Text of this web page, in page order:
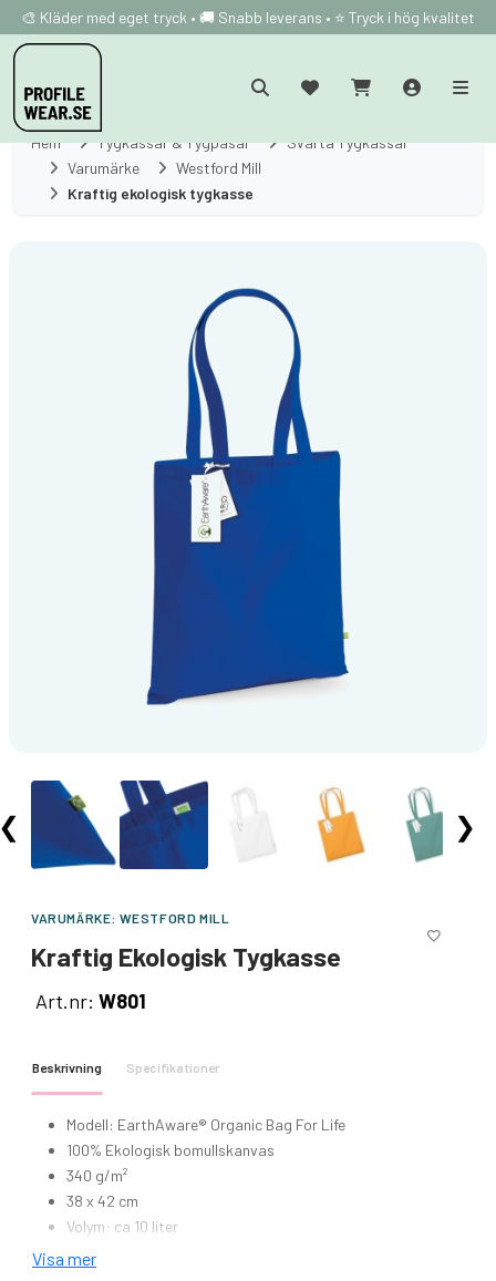
🎨 Kläder med eget tryck • 🚚 Snabb leverans • ⭐ Tryck i hög kvalitet
Hem Tygkassar & Tygpåsar
Svarta Tygkassar
Varumärke
Westford Mill
Kraftig ekologisk tygkasse
❯
VARUMÄRKE: WESTFORD MILL
Kraftig Ekologisk Tygkasse
Art.nr: W801
Beskrivning Specifikationer
Modell: EarthAware® Organic Bag For Life
100% Ekologisk bomullskanvas
340 g/m²
38 x 42 cm
Volym: ca 10 liter
Visa mer